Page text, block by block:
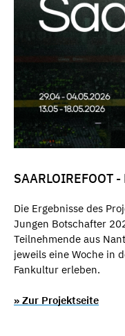
SAARLOIREFOOT
Die Ergebnisse des
Jungen Botschafter
Teilnehmende aus
jeweils eine Woche in
Fankultur erleben.
» Zur Projektseite